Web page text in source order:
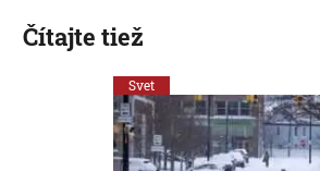
Čítajte tiež
Svet